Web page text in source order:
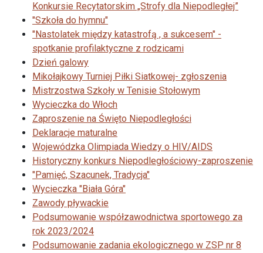
Konkursie Recytatorskim „Strofy dla Niepodległej”
"Szkoła do hymnu"
"Nastolatek między katastrofą , a sukcesem" -
spotkanie profilaktyczne z rodzicami
Dzień galowy
Mikołajkowy Turniej Piłki Siatkowej- zgłoszenia
Mistrzostwa Szkoły w Tenisie Stołowym
Wycieczka do Włoch
Zaproszenie na Święto Niepodległości
Deklaracje maturalne
Wojewódzka Olimpiada Wiedzy o HIV/AIDS
Historyczny konkurs Niepodległościowy-zaproszenie
"Pamięć, Szacunek, Tradycja"
Wycieczka "Biała Góra"
Zawody pływackie
Podsumowanie współzawodnictwa sportowego za
rok 2023/2024
Podsumowanie zadania ekologicznego w ZSP nr 8